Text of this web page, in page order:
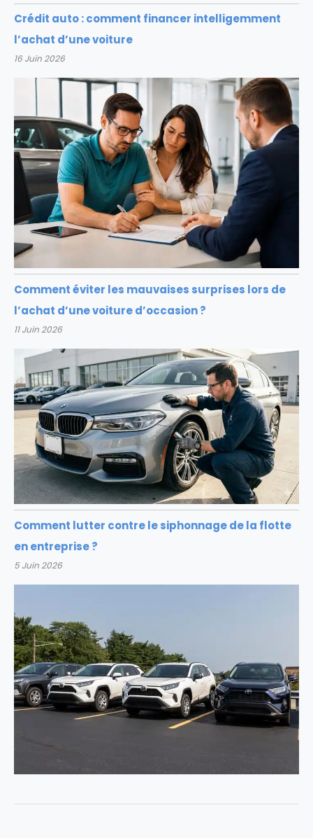
Crédit auto : comment financer intelligemment
l’achat d’une voiture
16 Juin 2026
Comment éviter les mauvaises surprises lors de
l’achat d’une voiture d’occasion ?
11 Juin 2026
Comment lutter contre le siphonnage de la flotte
en entreprise ?
5 Juin 2026